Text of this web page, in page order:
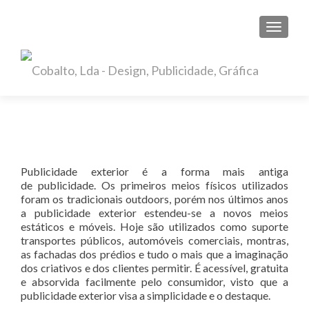
Publicidade exterior é a forma mais antiga
de publicidade. Os primeiros meios físicos utilizados
foram os tradicionais outdoors, porém nos últimos anos
a publicidade exterior estendeu-se a novos meios
estáticos e móveis. Hoje são utilizados como suporte
transportes públicos, automóveis comerciais, montras,
as fachadas dos prédios e tudo o mais que a imaginação
dos criativos e dos clientes permitir. É acessível, gratuita
e absorvida facilmente pelo consumidor, visto que a
publicidade exterior visa a simplicidade e o destaque.